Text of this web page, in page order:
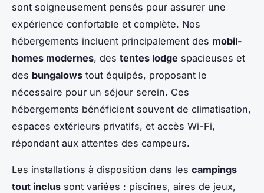
sont soigneusement pensés pour assurer une
expérience confortable et complète. Nos
hébergements incluent principalement des mobil-
homes modernes, des tentes lodge spacieuses et
des bungalows tout équipés, proposant le
nécessaire pour un séjour serein. Ces
hébergements bénéficient souvent de climatisation,
espaces extérieurs privatifs, et accès Wi-Fi,
répondant aux attentes des campeurs.
Les installations à disposition dans les campings
tout inclus sont variées : piscines, aires de jeux,